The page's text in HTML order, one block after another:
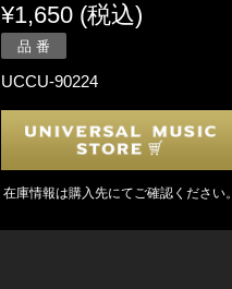
¥1,650 (税込)
品 番
UCCU-90224
在庫情報は購入先にてご確認ください。